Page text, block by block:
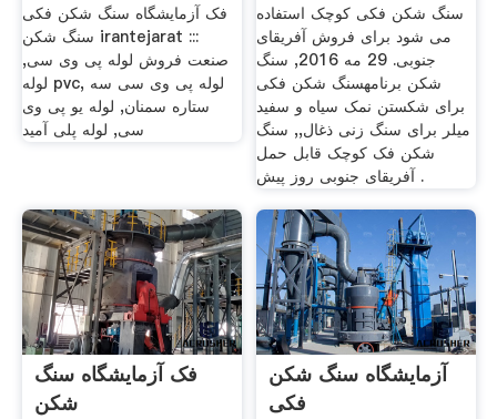
فک آزمایشگاه سنگ شکن فکی
سنگ شکن irantejarat :::
صنعت فروش لوله پی وی سی,
لوله pvc, لوله پی وی سی سه
ستاره سمنان, لوله یو پی وی
سی, لوله پلی آمید
سنگ شکن فکی کوچک استفاده
می شود برای فروش آفریقای
جنوبی. 29 مه 2016, سنگ
شکن برنامهسنگ شکن فکی
برای شکستن نمک سیاه و سفید
میلر برای سنگ زنی ذغال,, سنگ
شکن فک کوچک قابل حمل
آفریقای جنوبی روز پیش .
فک آزمایشگاه سنگ
شکن
آزمایشگاه سنگ شکن
فکی